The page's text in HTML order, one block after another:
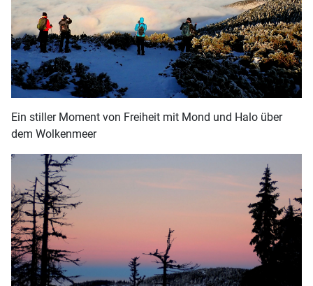
Ein stiller Moment von Freiheit mit Mond und Halo über
dem Wolkenmeer